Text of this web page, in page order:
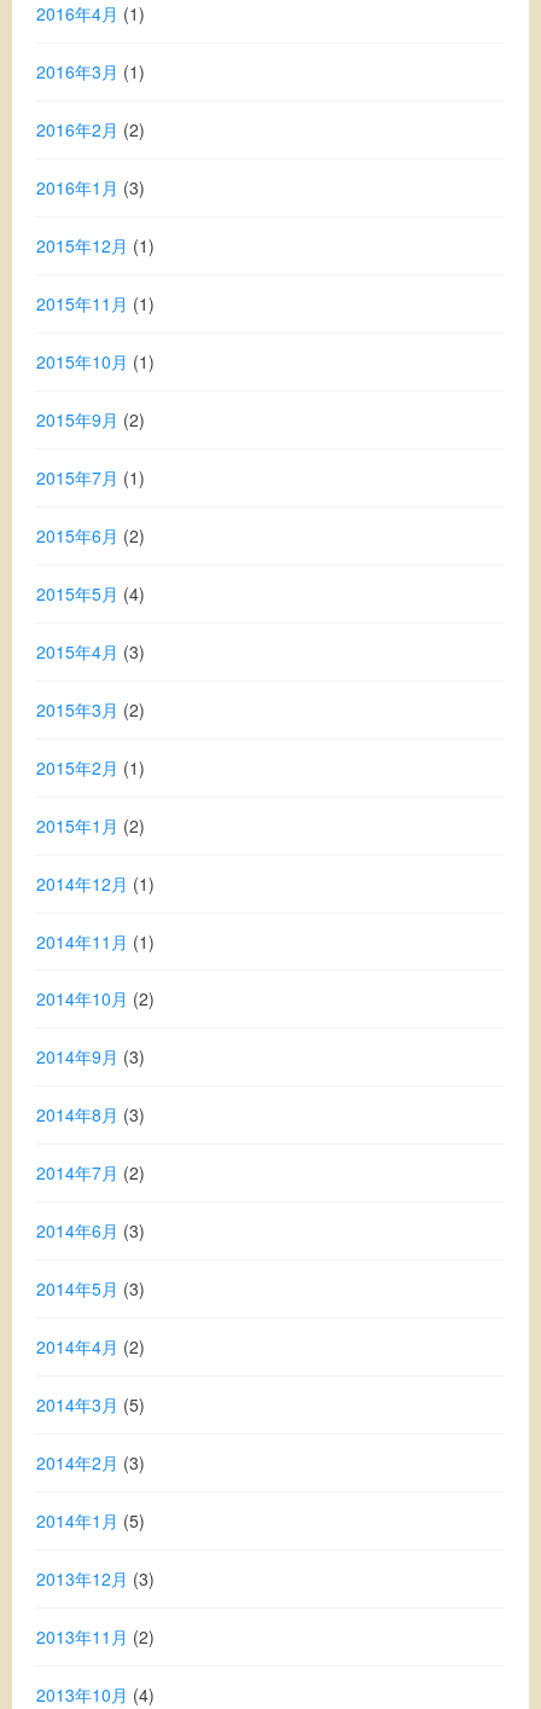
2016年4月 (1)
2016年3月 (1)
2016年2月 (2)
2016年1月 (3)
2015年12月 (1)
2015年11月 (1)
2015年10月 (1)
2015年9月 (2)
2015年7月 (1)
2015年6月 (2)
2015年5月 (4)
2015年4月 (3)
2015年3月 (2)
2015年2月 (1)
2015年1月 (2)
2014年12月 (1)
2014年11月 (1)
2014年10月 (2)
2014年9月 (3)
2014年8月 (3)
2014年7月 (2)
2014年6月 (3)
2014年5月 (3)
2014年4月 (2)
2014年3月 (5)
2014年2月 (3)
2014年1月 (5)
2013年12月 (3)
2013年11月 (2)
2013年10月 (4)